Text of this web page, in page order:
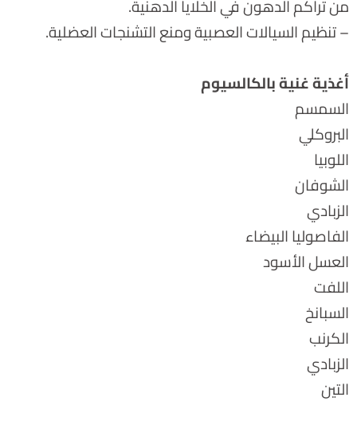
من تراكم الدهون في الخلايا الدهنية.
– تنظيم السيالات العصبية ومنع التشنجات العضلية.
أغذية غنية بالكالسيوم
السمسم
البروكلي
اللوبيا
الشوفان
الزبادي
الفاصوليا البيضاء
العسل الأسود
اللفت
السبانخ
الكرنب
الزبادي
التين